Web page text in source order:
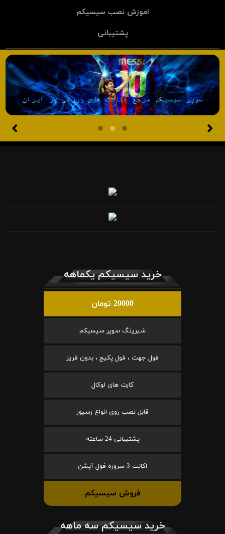
اموزش نصب سیسیکم
پشتیبانی
خرید سیسیکم یکماهه
20000 تومان
شیرینگ سوپر سیسیکم
فول جهت ، فول پکیج ، بدون فریز
کارت های لوکال
قابل نصب روی انواع رسیور
پشتیبانی 24 ساعته
اکانت 3 سروره فول آپشن
فروش سیسیکم
خرید سیسیکم سه ماهه